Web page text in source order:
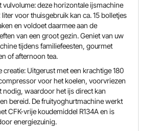
vulvolume: deze horizontale ijsmachine
liter voor thuisgebruik kan ca. 15 bolletjes
en voldoet daarmee aan de
van een groot gezin. Geniet van uw
tijdens familiefeesten, gourmet
of afternoon tea.
creatie: Uitgerust met een krachtige 180
voor het koelen, voorvriezen
nodig, waardoor het ijs direct kan
bereid. De fruityoghurtmachine werkt
CFK-vrije koudemiddel R134A en is
energiezuinig.